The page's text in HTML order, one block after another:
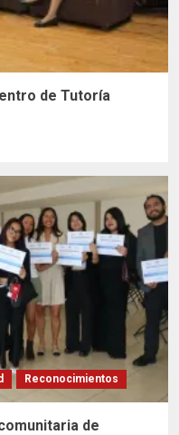
de Tutoría
Reconocimientos
de